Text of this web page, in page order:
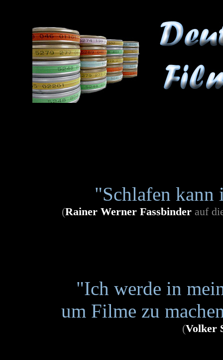
"Schlafen
(Rainer Werner Fassbinderauf
"Ich werde in
um Filme zu
(Volker